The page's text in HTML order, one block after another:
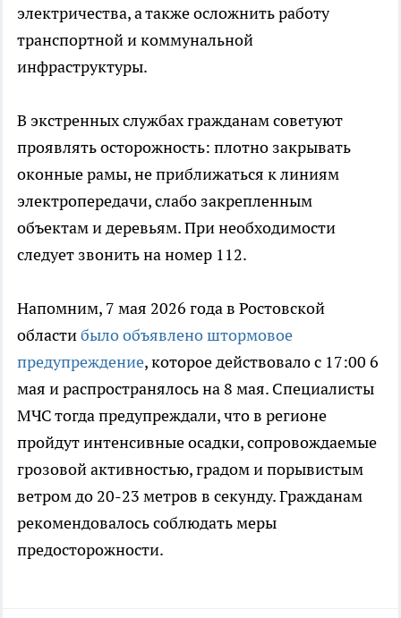
электричества, а также осложнить работу
транспортной и коммунальной
инфраструктуры.
В экстренных службах гражданам советуют
проявлять осторожность: плотно закрывать
оконные рамы, не приближаться к линиям
электропередачи, слабо закрепленным
объектам и деревьям. При необходимости
следует звонить на номер 112.
Напомним, 7 мая 2026 года в Ростовской
областибыло объявлено штормовое
предупреждение, которое действовало с 17:00 6
мая и распространялось на 8 мая. Специалисты
МЧС тогда предупреждали, что в регионе
пройдут интенсивные осадки, сопровождаемые
грозовой активностью, градом и порывистым
ветром до 20-23 метров в секунду. Гражданам
рекомендовалось соблюдать меры
предосторожности.